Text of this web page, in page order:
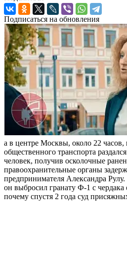
Подписаться на обновления
а в центре Москвы, около 22 часов,
общественного транспорта
человек, получив осколочные
правоохранительные органы
предпринимателя Александра
он выбросил гранату Ф-1 с
почему спустя 2 года суд